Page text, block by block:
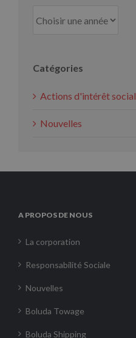
Catégories
Actions d'intérêt social
Nouvelles
A PROPOS DE NOUS
La corporation
Responsabilité Sociale
Nouvelles
Boluda Towage
Boluda Shipping